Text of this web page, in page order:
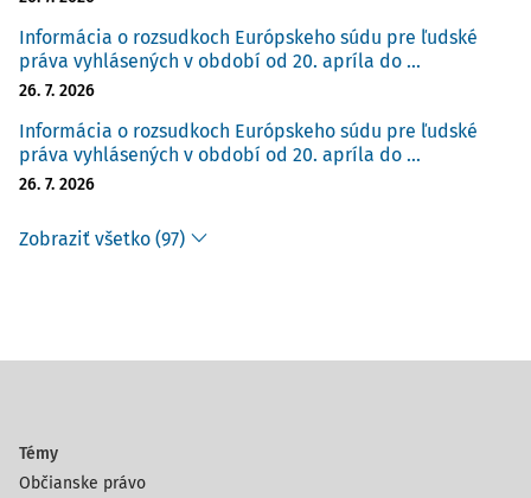
Informácia o rozsudkoch Európskeho súdu pre ľudské
práva vyhlásených v období od 20. apríla do ...
26. 7. 2026
Informácia o rozsudkoch Európskeho súdu pre ľudské
práva vyhlásených v období od 20. apríla do ...
26. 7. 2026
Zobraziť všetko (97)
Témy
Občianske právo